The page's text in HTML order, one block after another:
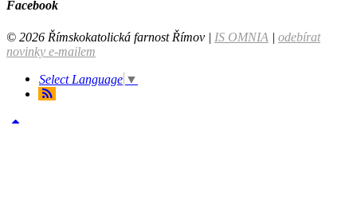
Facebook
© 2026 Římskokatolická farnost Římov | IS OMNIA | odebírat
novinky e-mailem
Select Language ▼